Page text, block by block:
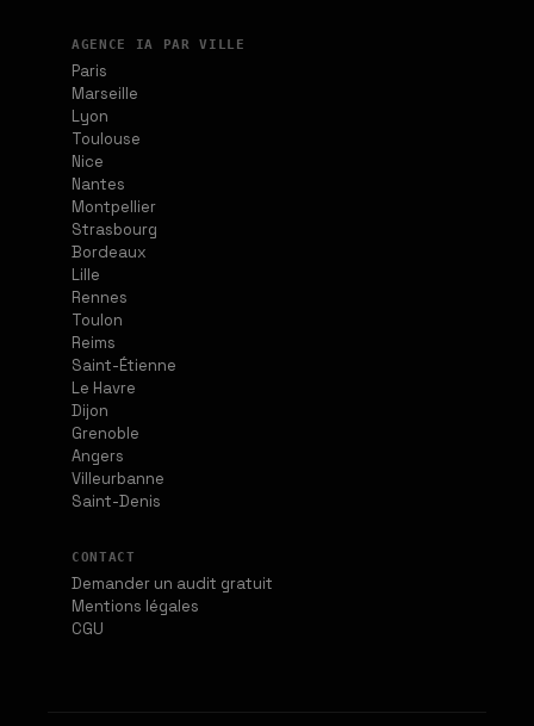
AGENCE IA PAR VILLE
Paris
Marseille
Lyon
Toulouse
Nice
Nantes
Montpellier
Strasbourg
Bordeaux
Lille
Rennes
Toulon
Reims
Saint-Étienne
Le Havre
Dijon
Grenoble
Angers
Villeurbanne
Saint-Denis
CONTACT
Demander un audit gratuit
Mentions légales
CGU